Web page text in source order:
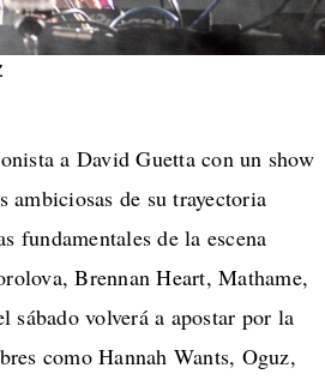
a David Guetta con un show
ambiciosas de su trayectoria
fundamentales de la escena
Brennan Heart, Mathame,
volverá a apostar por la
como Hannah Wants, Oguz,